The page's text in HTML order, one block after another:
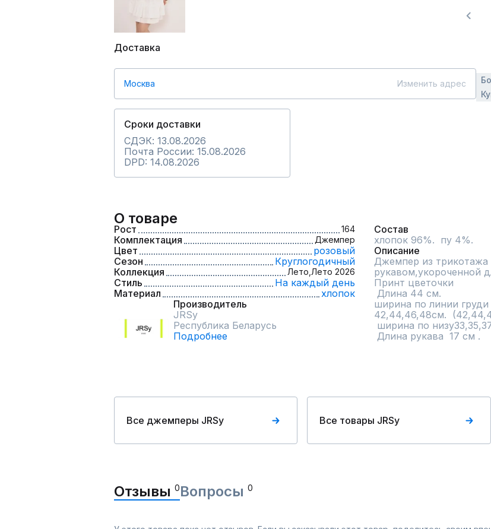
Доставка
Москва Изменить адрес
Сроки доставки
СДЭК: 13.08.2026
Почта России: 15.08.2026
DPD: 14.08.2026
О товаре
Рост 164
Комплектация Джемпер
Цвет
розовый
Сезон
Круглогодичный
Коллекция
Лето, Лето 2026
Стиль
На каждый день
Материал
хлопок
Производитель
JRSy
Республика Беларусь
Подробнее
Состав
хлопок 96%.  пу 4%.
Описание
Джемпер из трикотажа
рукавом,укороченной
Принт цветочки
ширина по линии груди
42,44,46,48см.
Длина рукава  17 см .
Все джемперы JRSy Все товары JRSy
Отзывы 0Вопросы 0